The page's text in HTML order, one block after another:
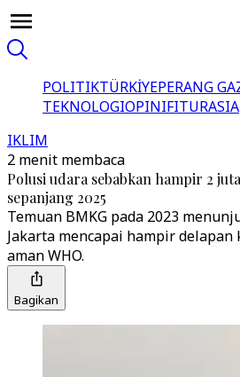
POLITIKTÜRKİYEPERANG
TEKNOLOGIOPINIFITURASIA
IKLIM
2 menit membaca
Polusi udara sebabkan hampir 2
sepanjang 2025
Temuan BMKG pada 2023
Jakarta mencapai hampir
aman WHO.
Bagikan